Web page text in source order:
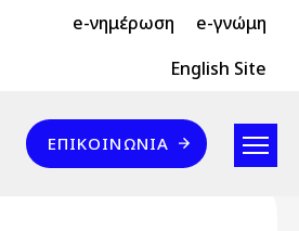
e-νημέρωση e-γνώμη
English Site
Επικοινωνία
ΕΠΙΚΟΙΝΩΝΊΑ